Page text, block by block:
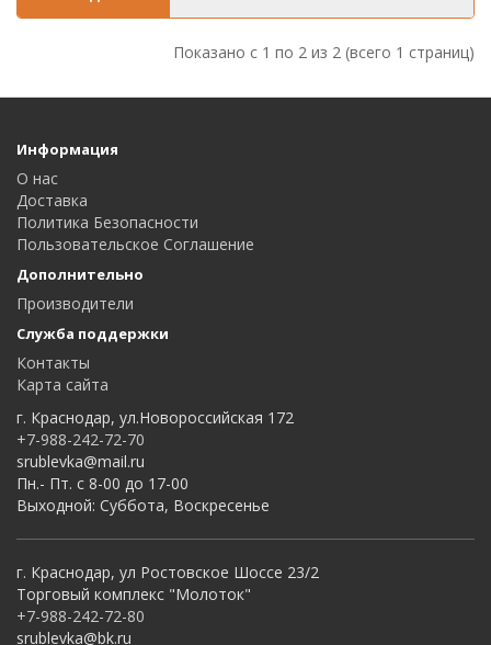
Показано с 1 по 2 из 2 (всего 1 страниц)
Информация
О нас
Доставка
Политика Безопасности
Пользовательское Соглашение
Дополнительно
Производители
Служба поддержки
Контакты
Карта сайта
г. Краснодар, ул.Новороссийская 172
+7-988-242-72-70
srublevka@mail.ru
Пн.- Пт. с 8-00 до 17-00
Выходной: Суббота, Воскресенье
г. Краснодар, ул Ростовское Шоссе 23/2
Торговый комплекс "Молоток"
+7-988-242-72-80
srublevka@bk.ru